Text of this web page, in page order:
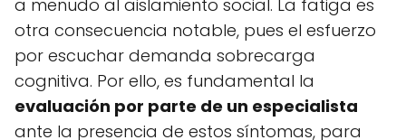
a menudo al aislamiento social. La fatiga es
otra consecuencia notable, pues el esfuerzo
por escuchar demanda sobrecarga
cognitiva. Por ello, es fundamental la
evaluación por parte de un especialista
ante la presencia de estos síntomas, para